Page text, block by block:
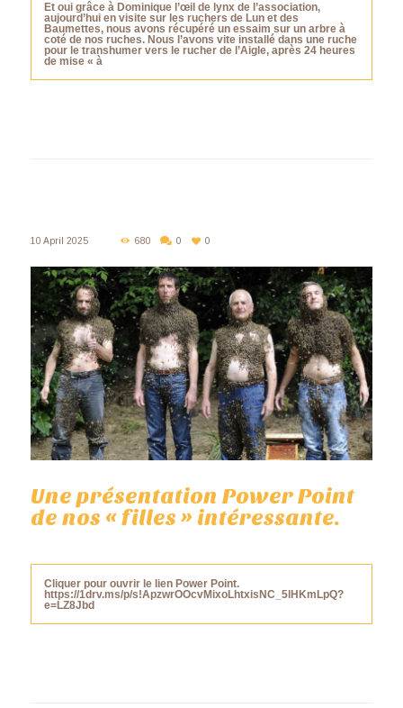
Et oui grâce à Dominique l’œil de lynx de l’association,
aujourd’hui en visite sur les ruchers de Lun et des
Baumettes, nous avons récupéré un essaim sur un arbre à
coté de nos ruches. Nous l’avons vite installé dans une ruche
pour le transhumer vers le rucher de l’Aigle, après 24 heures
de mise « à
10 April 2025 680 0 0
Une présentation Power Point
de nos « filles » intéressante.
Cliquer pour ouvrir le lien Power Point.
https://1drv.ms/p/s!ApzwrOOcvMixoLhtxisNC_5lHKmLpQ?
e=LZ8Jbd